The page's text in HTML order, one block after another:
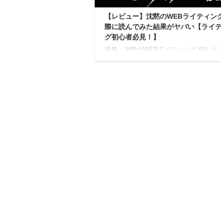
【レビュー】沈黙のWEBライティン
際に読んでみた結果がヤバい【ライ
グ初心者必見！】
画像：沈黙のWEBライティング 悩む人